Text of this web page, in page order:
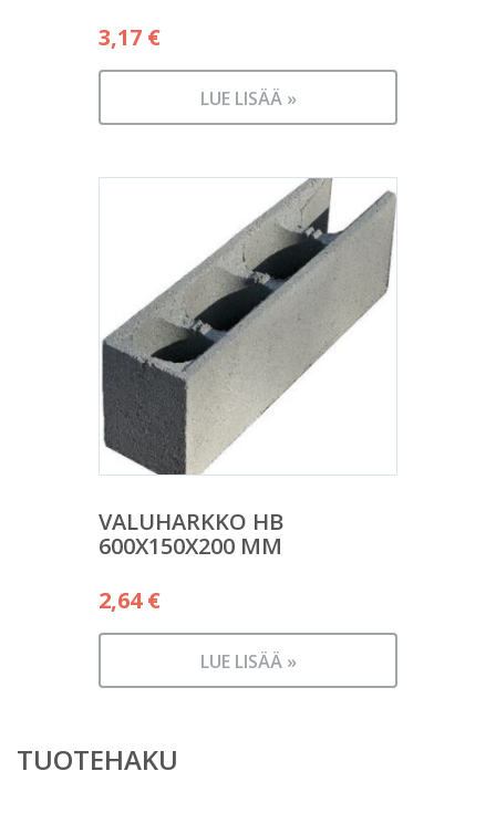
3,17 €
LUE LISÄÄ »
VALUHARKKO HB
600X150X200 MM
2,64€
LUE LISÄÄ »
TUOTEHAKU